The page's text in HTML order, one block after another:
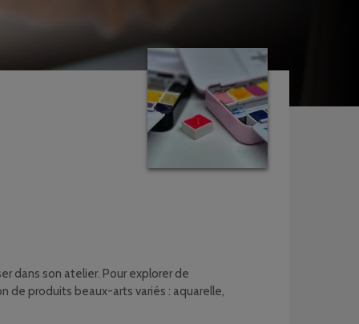
dans son atelier. Pour explorer de
de produits beaux-arts variés : aquarelle,